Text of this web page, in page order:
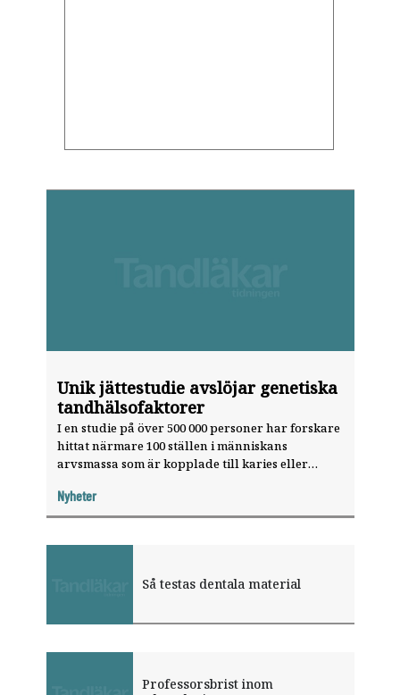
Unik jättestudie ­avslöjar genetiska
tandhälsofaktorer
I en studie på över 500 000 personer har forskare
­hittat närmare 100 ställen i människans
arvsmassa som är kopplade till karies eller
intressanta har betydelse för tandkvalitet och
immunförsvar.
Nyheter
Så testas dentala material
Professorsbrist inom